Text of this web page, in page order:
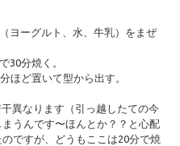
ヨーグルト、水、牛乳）をまぜ
30分焼く。
ほど置いて型から出す。
異なります（引っ越したての今
うんです〜ほんとか？？と心配
ですが、どうもここは20分で焼